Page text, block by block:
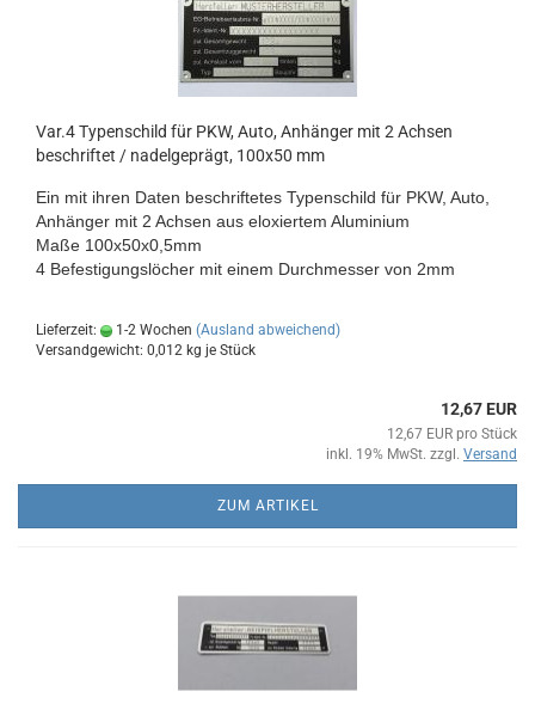
Var.4 Typenschild für PKW, Auto, Anhänger mit 2 Achsen
beschriftet / nadelgeprägt, 100x50 mm
Ein mit ihren Daten beschriftetes Typenschild für PKW, Auto
Anhänger mit 2 Achsen aus eloxiertem Aluminium
Maße 100x50x0,5mm
4 Befestigungslöcher mit einem Durchmesser von 2mm
Lieferzeit: 1-2 Wochen (Ausland abweichend)
Versandgewicht: 0,012 kg je Stück
12,67 EUR
12,67 EUR pro Stück
inkl. 19% MwSt. zzgl. Versand
ZUM ARTIKEL